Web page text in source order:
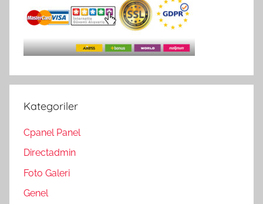
Kategoriler
Cpanel Panel
Directadmin
Foto Galeri
Genel